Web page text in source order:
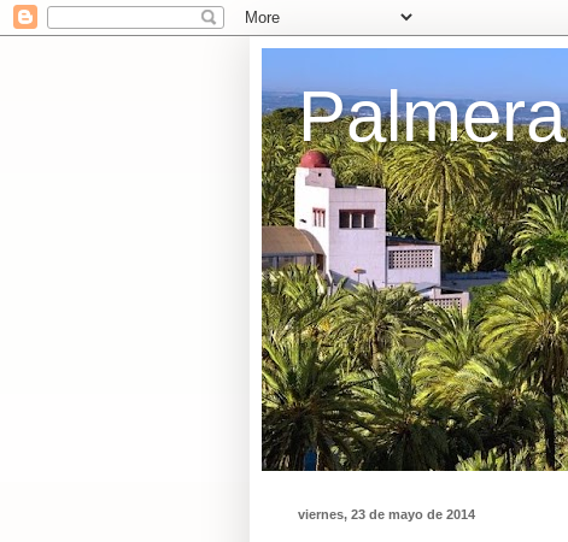
viernes, 23 de mayo de 2014